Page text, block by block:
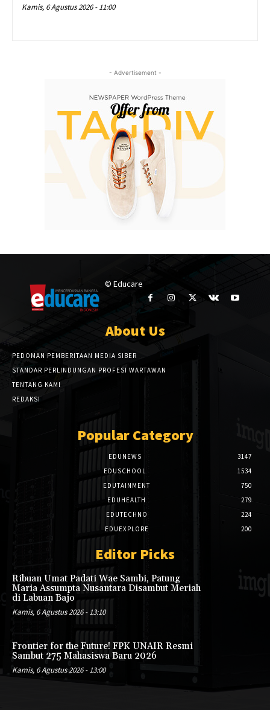
Kamis, 6 Agustus 2026 - 11:00
- Advertisement -
© Educare
About Us
PEDOMAN PEMBERITAAN MEDIA SIBER
STANDAR PERLINDUNGAN PROFESI WARTAWAN
TENTANG KAMI
REDAKSI
Popular Category
EDUNEWS
3147
EDUSCHOOL
1534
EDUTAINMENT
750
EDUHEALTH
279
EDUTECHNO
224
EDUEXPLORE
200
Editor Picks
Ribuan Umat Padati Wae Sambi, Patung
Maria Assumpta Nusantara Disambut Meriah
di Labuan Bajo
Kamis, 6 Agustus 2026 - 13:10
Frontier for the Future! FPK UNAIR Resmi
Sambut 275 Mahasiswa Baru 2026
Kamis, 6 Agustus 2026 - 13:00